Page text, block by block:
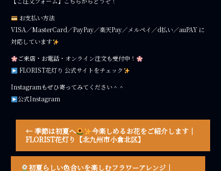
お支払い方法
VISA／MasterCard／PayPay／楽天Pay／メルペイ／d払い／auPAY に
対応しています
ご来店・お電話・オンライン注文も受付中！
FLORIST花灯り 公式サイトをチェック
Instagramもぜひ寄ってみてください＾＾
公式Instagram
← 季節は初夏へ
今楽しめるお花をご紹介します｜
FLORIST花灯り【北九州市小倉北区】
初夏らしい色合いを楽しむフラワーアレンジ｜